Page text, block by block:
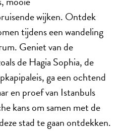
wijken. Ontdek
tijdens een wandeling
Geniet van de
de Hagia Sophia, de
ga een ochtend
en proef van Istanbuls
kans om samen met de
stad te gaan ontdekken.